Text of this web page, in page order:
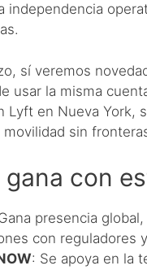
independencia
sí veremos
usar la misma
Lyft en Nueva York,
movilidad sin
gana con
presencia
con reguladores
: Se apoya en la